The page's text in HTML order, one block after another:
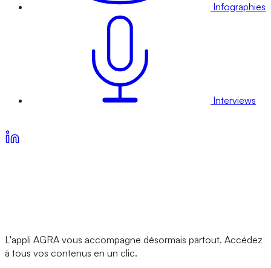
Infographies
Interviews
L'appli AGRA vous accompagne désormais partout. Accédez
à tous vos contenus en un clic.